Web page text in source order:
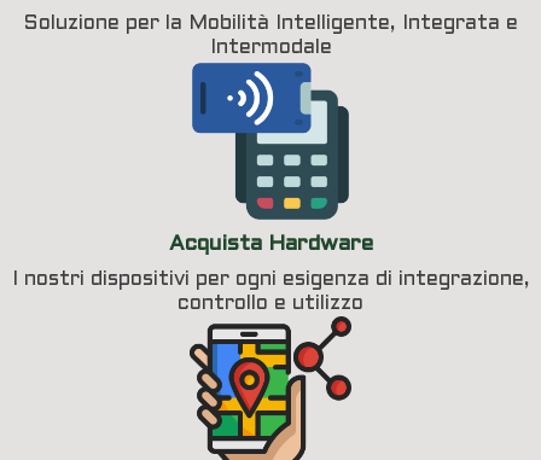
Soluzione per la Mobilità Intelligente, Integrata e
Intermodale
Acquista Hardware
I nostri dispositivi per ogni esigenza di integrazione,
controllo e utilizzo